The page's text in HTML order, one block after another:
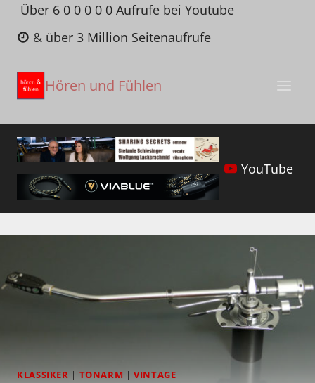
Zum
Inhalt
springen
Über 6 0 0 0 0 0 Aufrufe bei Youtube
& über 3 Million Seitenaufrufe
Hören und Fühlen
YouTube
KLASSIKER | TONARM |VINTAGE